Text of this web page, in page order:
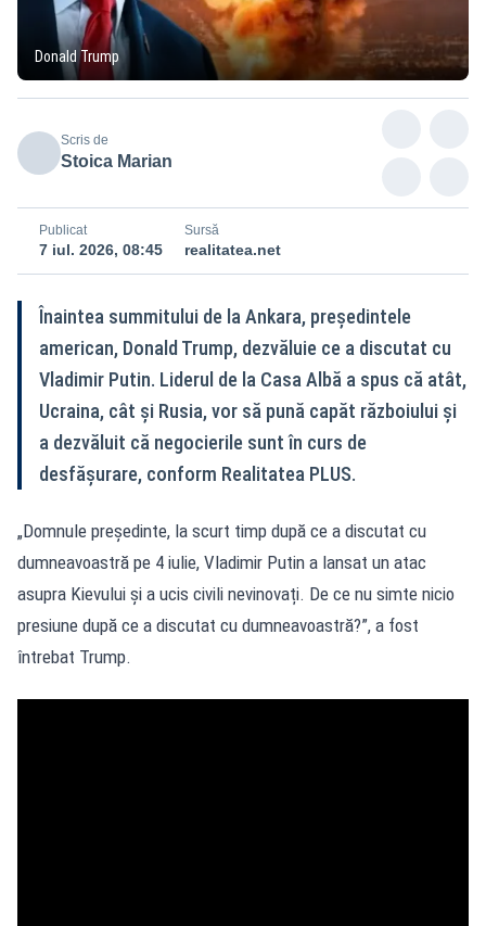
Donald Trump
Scris de
Stoica Marian
Publicat
7 iul. 2026, 08:45
Sursă
realitatea.net
Înaintea summitului de la Ankara, președintele
american, Donald Trump, dezvăluie ce a discutat cu
Vladimir Putin. Liderul de la Casa Albă a spus că atât,
Ucraina, cât și Rusia, vor să pună capăt războiului și
a dezvăluit că negocierile sunt în curs de
desfășurare, conform Realitatea PLUS.
„Domnule președinte, la scurt timp după ce a discutat cu
dumneavoastră pe 4 iulie, Vladimir Putin a lansat un atac
asupra Kievului și a ucis civili nevinovați. De ce nu simte nicio
presiune după ce a discutat cu dumneavoastră?”, a fost
întrebat Trump.